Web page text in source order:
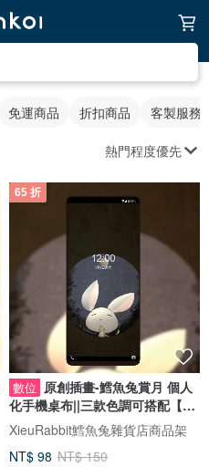
免運商品 折扣商品 客製服務
熱門程度優先
65 折
數位 原創插畫-鱈魚兔賞月 個人
化手機桌布||三款色調可搭配【電
子檔】
XieuRabbit鱈魚兔雜貨店商品架
NT$ 98 NT$ 150